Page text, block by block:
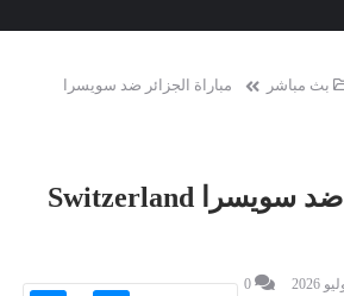
بث مباشر
مباراة الجزائر ضد سويسرا
مباراة الجزائر ضد سويسرا Switzerland
0